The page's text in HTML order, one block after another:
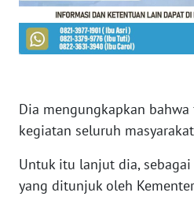
Dia mengungkapkan
kegiatan seluruh
Untuk itu lanjut dia,
yang ditunjuk oleh
WN
JOGJA
WN
BALI
WN